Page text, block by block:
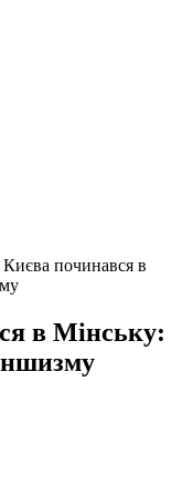
починався в
в Мінську: